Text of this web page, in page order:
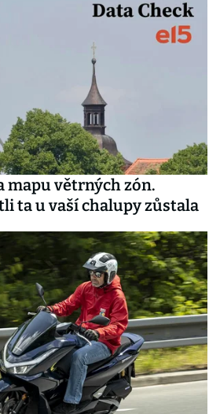
mapu větrných zón.
ta u vaší chalupy zůstala